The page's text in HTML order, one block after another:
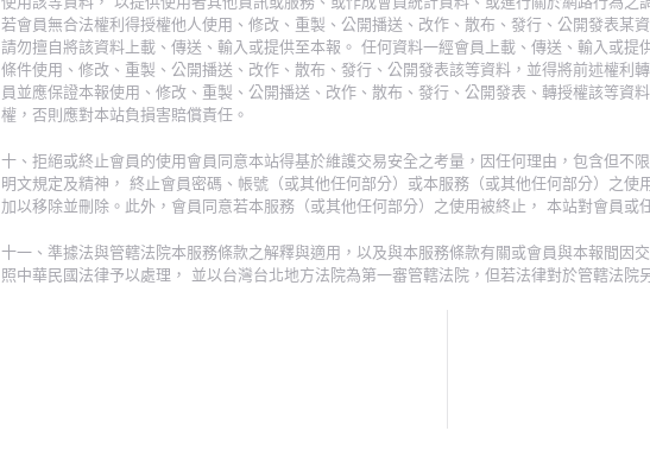
若會員無合法權利得授權他人使用、修改、重製、公開播送、改作、散布、發行、公開發表某
請勿擅自將該資料上載、傳送、輸入或提供至本報。 任何資料一經會員上載、傳送、輸入或提
條件使用、修改、重製、公開播送、改作、散布、發行、公開發表該等資料，並得將前述權利
員並應保證本報使用、修改、重製、公開播送、改作、散布、發行、公開發表、轉授權該等資
權，否則應對本站負損害賠償責任。
十、拒絕或終止會員的使用會員同意本站得基於維護交易安全之考量，因任何理由，包含但不
明文規定及精神， 終止會員密碼、帳號（或其他任何部分）或本服務（或其他任何部分）之使
加以移除並刪除。此外，會員同意若本服務（或其他任何部分）之使用被終止， 本站對會員或
十一、準據法與管轄法院本服務條款之解釋與適用，以及與本服務條款有關或會員與本報間因
照中華民國法律予以處理， 並以台灣台北地方法院為第一審管轄法院，但若法律對於管轄法院